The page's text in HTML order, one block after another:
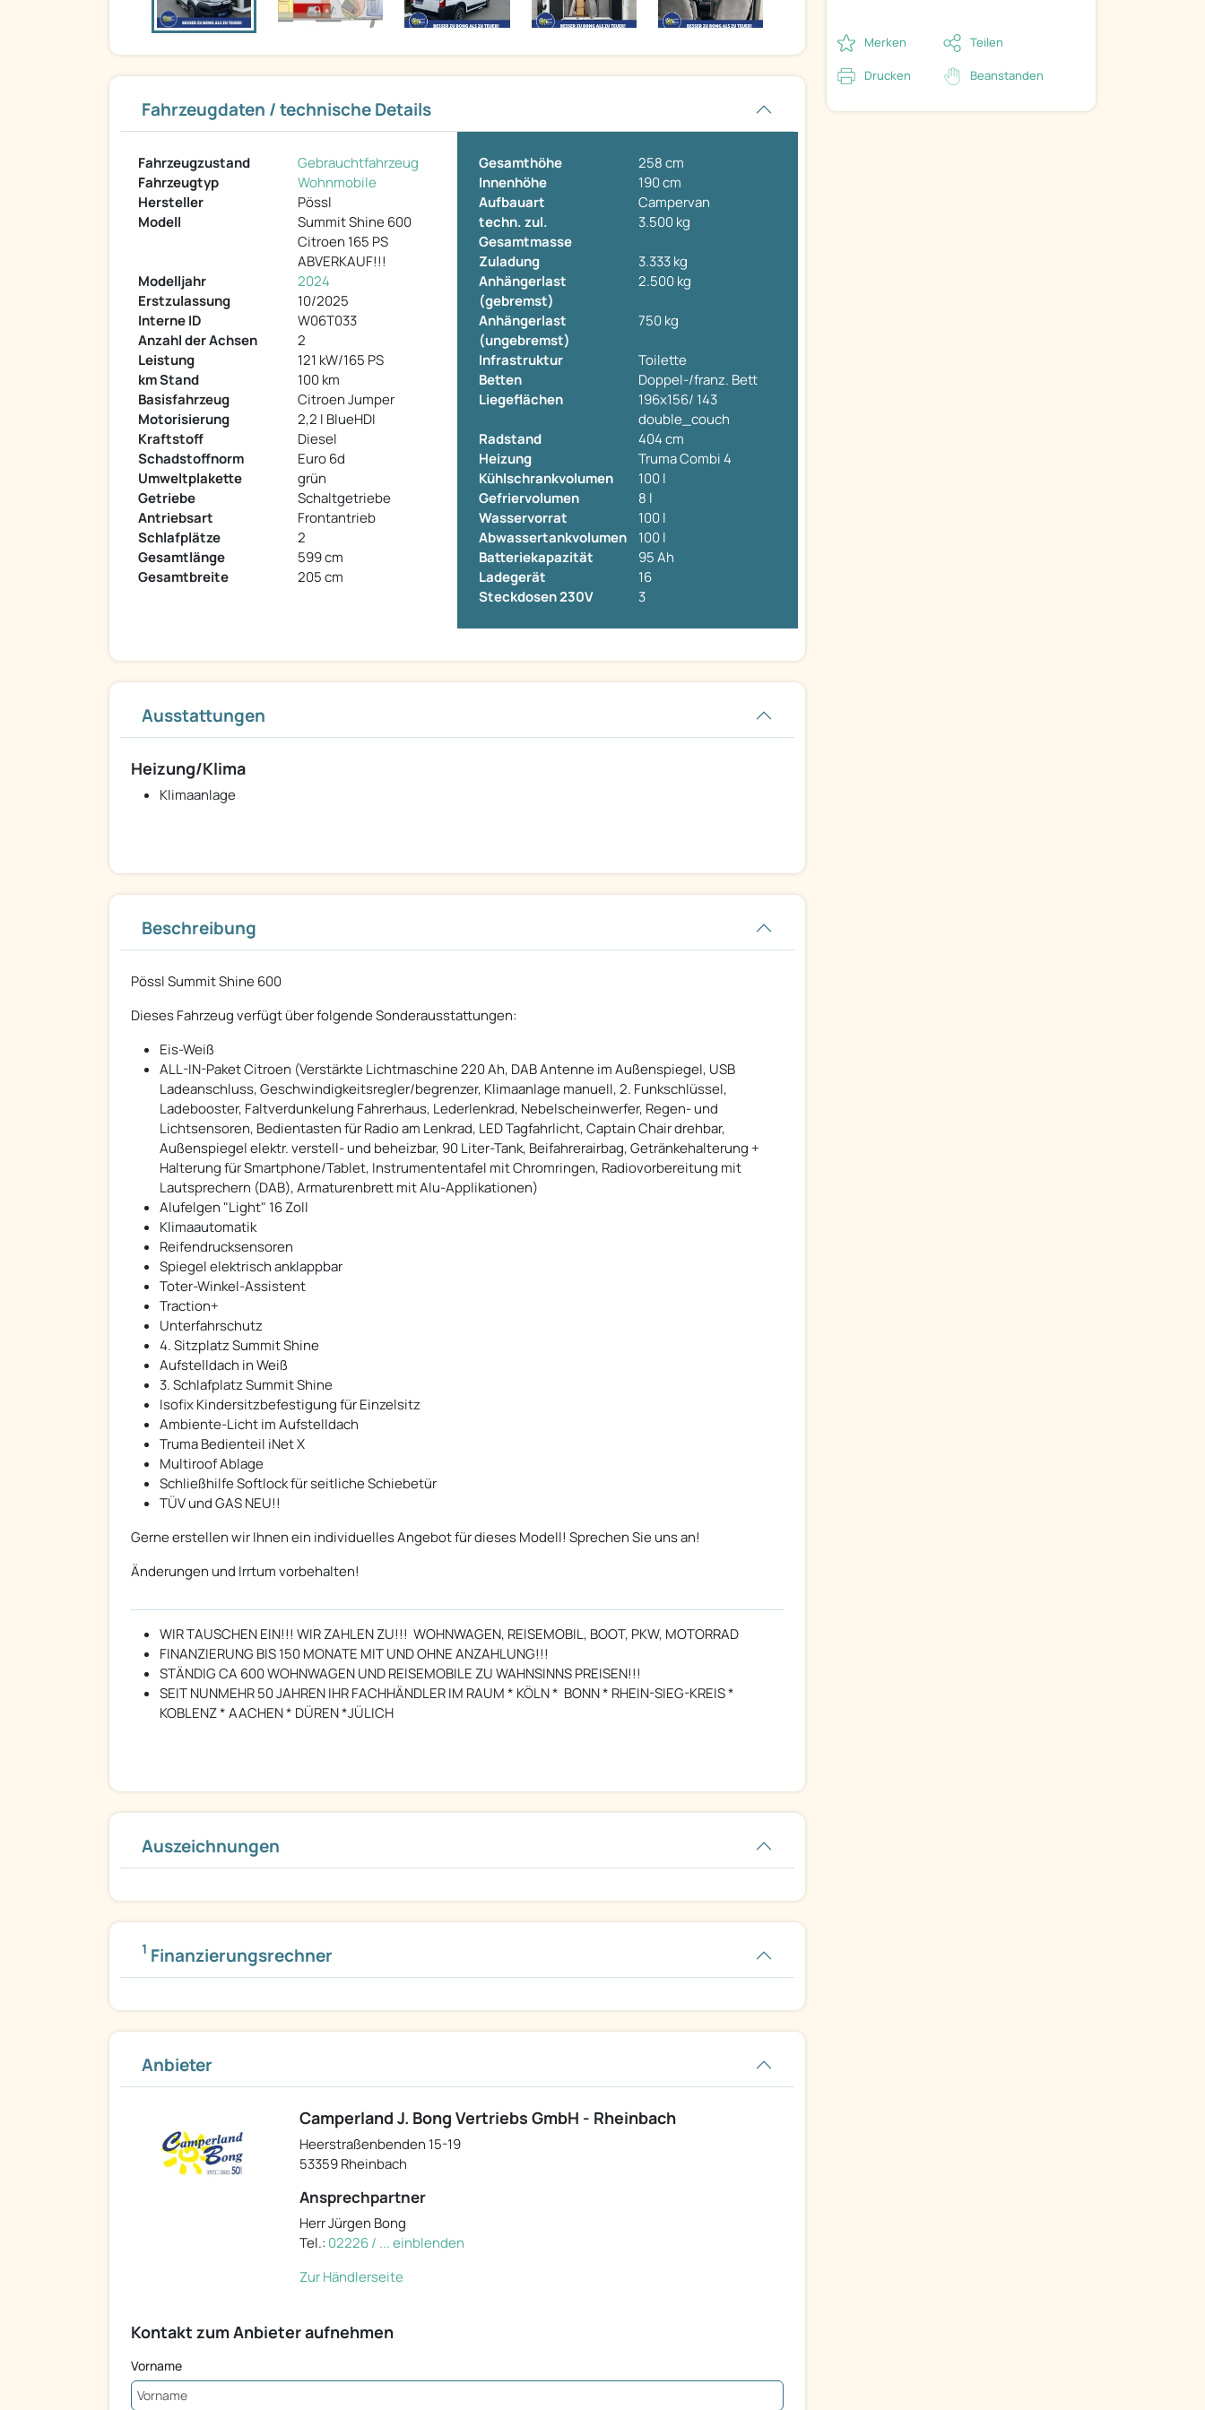
Fahrzeugdaten / technische Details
Fahrzeugzustand
Gebrauchtfahrzeug
Fahrzeugtyp
Wohnmobile
Hersteller
Pössl
Modell
Summit Shine 600
Citroen 165 PS
ABVERKAUF!!!
Modelljahr
2024
Erstzulassung
10/2025
Interne ID
W06T033
Anzahl der Achsen
2
Leistung
121 kW/165 PS
km Stand
100 km
Basisfahrzeug
Citroen Jumper
Motorisierung
2,2 l BlueHDI
Kraftstoff
Diesel
Schadstoffnorm
Euro 6d
Umweltplakette
grün
Getriebe
Schaltgetriebe
Antriebsart
Frontantrieb
Schlafplätze
2
Gesamtlänge
599 cm
Gesamtbreite
205 cm
Gesamthöhe
258 cm
Innenhöhe
190 cm
Aufbauart
Campervan
techn. zul.
Gesamtmasse
3.500 kg
Zuladung
3.333 kg
Anhängerlast
(gebremst)
2.500 kg
Anhängerlast
(ungebremst)
750 kg
Infrastruktur
Toilette
Betten
Doppel-/franz. Bett
Liegeflächen
196x156/ 143
double_couch
Radstand
404 cm
Heizung
Truma Combi 4
Kühlschrankvolumen
100 l
Gefriervolumen
8 l
Wasservorrat
100 l
Abwassertankvolumen
100 l
Batteriekapazität
95 Ah
Ladegerät
16
Steckdosen 230V
3
Ausstattungen
Heizung/Klima
Klimaanlage
Beschreibung
Pössl Summit Shine 600
Dieses Fahrzeug verfügt über folgende Sonderausstattungen:
Eis-Weiß
ALL-IN-Paket Citroen (Verstärkte Lichtmaschine 220 Ah, DAB Antenne im Außenspiegel, USB
Ladeanschluss, Geschwindigkeitsregler/begrenzer, Klimaanlage manuell, 2. Funkschlüssel,
Ladebooster, Faltverdunkelung Fahrerhaus, Lederlenkrad, Nebelscheinwerfer, Regen- und
Lichtsensoren, Bedientasten für Radio am Lenkrad, LED Tagfahrlicht, Captain Chair drehbar,
Außenspiegel elektr. verstell- und beheizbar, 90 Liter-Tank, Beifahrerairbag, Getränkehalterung +
Halterung für Smartphone/Tablet, Instrumententafel mit Chromringen, Radiovorbereitung mit
Lautsprechern (DAB), Armaturenbrett mit Alu-Applikationen)
Alufelgen "Light" 16 Zoll
Klimaautomatik
Reifendrucksensoren
Spiegel elektrisch anklappbar
Toter-Winkel-Assistent
Traction+
Unterfahrschutz
4. Sitzplatz Summit Shine
Aufstelldach in Weiß
3. Schlafplatz Summit Shine
Isofix Kindersitzbefestigung für Einzelsitz
Ambiente-Licht im Aufstelldach
Truma Bedienteil iNet X
Multiroof Ablage
Schließhilfe Softlock für seitliche Schiebetür
TÜV und GAS NEU!!
Gerne erstellen wir Ihnen ein individuelles Angebot für dieses Modell! Sprechen Sie uns an!
Änderungen und Irrtum vorbehalten!
WIR TAUSCHEN EIN!!! WIR ZAHLEN ZU!!! WOHNWAGEN, REISEMOBIL, BOOT, PKW, MOTORRAD
FINANZIERUNG BIS 150 MONATE MIT UND OHNE ANZAHLUNG!!!
STÄNDIG CA 600 WOHNWAGEN UND REISEMOBILE ZU WAHNSINNS PREISEN!!!
SEIT NUNMEHR 50 JAHREN IHR FACHHÄNDLER IM RAUM * KÖLN * BONN * RHEIN-SIEG-KREIS *
KOBLENZ * AACHEN * DÜREN *JÜLICH
Auszeichnungen
1 Finanzierungsrechner
Anbieter
Camperland J. Bong Vertriebs GmbH - Rheinbach
Heerstraßenbenden 15-19
53359 Rheinbach
Ansprechpartner
Herr Jürgen Bong
Tel.: 02226 / ... einblenden
Zur Händlerseite
Kontakt zum Anbieter aufnehmen
Vorname
Merken Teilen
Drucken Beanstanden